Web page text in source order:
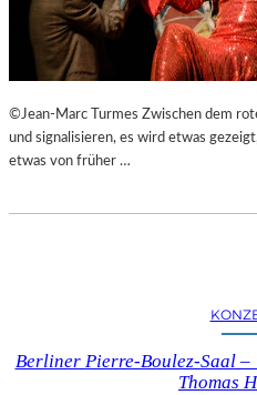
©Jean-Marc Turmes Zwischen dem
und signalisieren, es wird etwas
etwas von früher …
Berliner Pierre-Boulez-Saal
Thomas